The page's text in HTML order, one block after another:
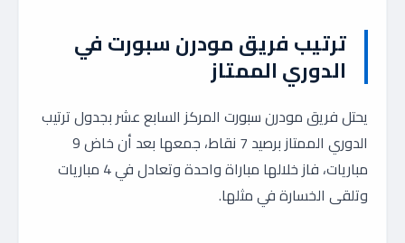
ترتيب فريق مودرن سبورت في
الدوري الممتاز
يحتل فريق مودرن سبورت المركز السابع عشر بجدول ترتيب
الدوري الممتاز برصيد 7 نقاط، جمعها بعد أن خاض 9
مباريات، فاز خلالها مباراة واحدة وتعادل في 4 مباريات
وتلقى الخسارة في مثلها.